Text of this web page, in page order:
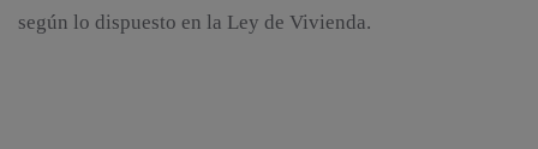
según lo dispuesto en la Ley de Vivienda.